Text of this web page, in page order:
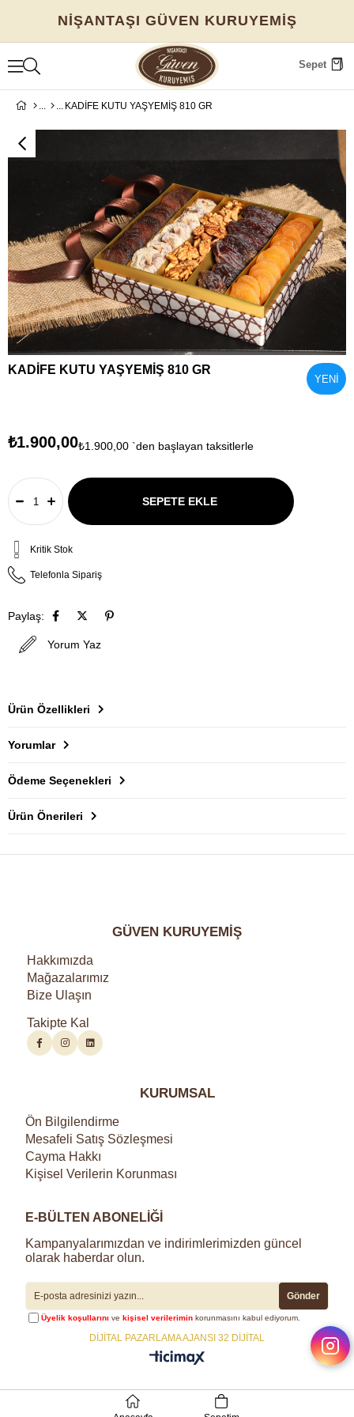
NİŞANTAŞI GÜVEN KURUYEMİŞ
Sepet
KADİFE KUTU YAŞYEMİŞ 810 GR
KADİFE KUTU YAŞYEMİŞ 810 GR
YENI
₺1.900,00₺1.900,00 `den başlayan taksitlerle
Kritik Stok
Telefonla Sipariş
Paylaş:
Yorum Yaz
Ürün Özellikleri
Yorumlar
Ödeme Seçenekleri
Ürün Önerileri
GÜVEN KURUYEMİŞ
Hakkımızda
Mağazalarımız
Bize Ulaşın
Takipte Kal
KURUMSAL
Ön Bilgilendirme
Mesafeli Satış Sözleşmesi
Cayma Hakkı
Kişisel Verilerin Korunması
E-BÜLTEN ABONELİĞİ
Kampanyalarımızdan ve indirimlerimizden güncel
olarak haberdar olun.
Gönder
Üyelik koşullarını vekişisel verilerimin korunmasını kabul ediyorum.
DİJİTAL PAZARLAMA AJANSI 32 DİJİTAL